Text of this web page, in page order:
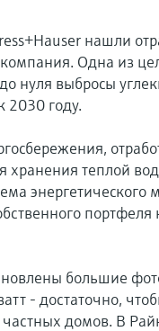
нашли
Одна из
нуля выбросы
2030 году.
теплой
энергетического
портфеля
большие
- достаточно,
домов. В